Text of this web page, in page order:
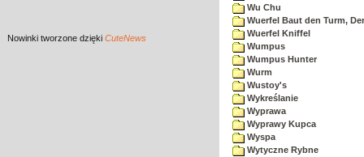
Nowinki tworzone dzięki CuteNews
Wu Chu
Wuerfel Baut den Turm, Der
Wuerfel Kniffel
Wumpus
Wumpus Hunter
Wurm
Wustoy's
Wykreślanie
Wyprawa
Wyprawy Kupca
Wyspa
Wytyczne Rybne